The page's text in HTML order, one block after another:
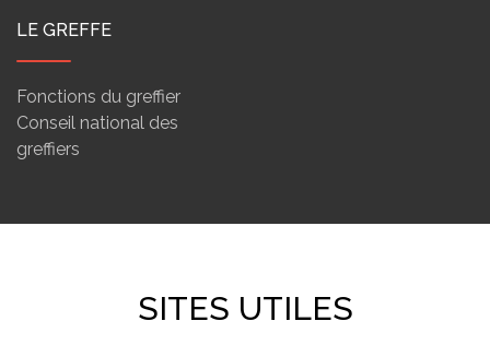
LE GREFFE
Fonctions du greffier
Conseil national des
greffiers
SITES UTILES